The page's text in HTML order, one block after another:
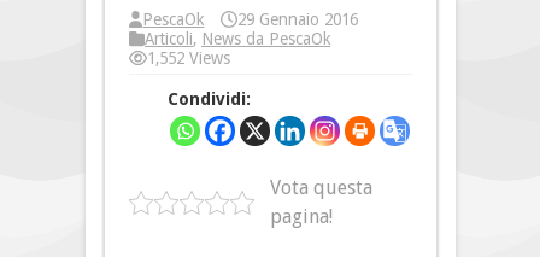
PescaOk
29 Gennaio 2016
Articoli, News da PescaOk
1,552 Views
Condividi:
Vota questa
pagina!